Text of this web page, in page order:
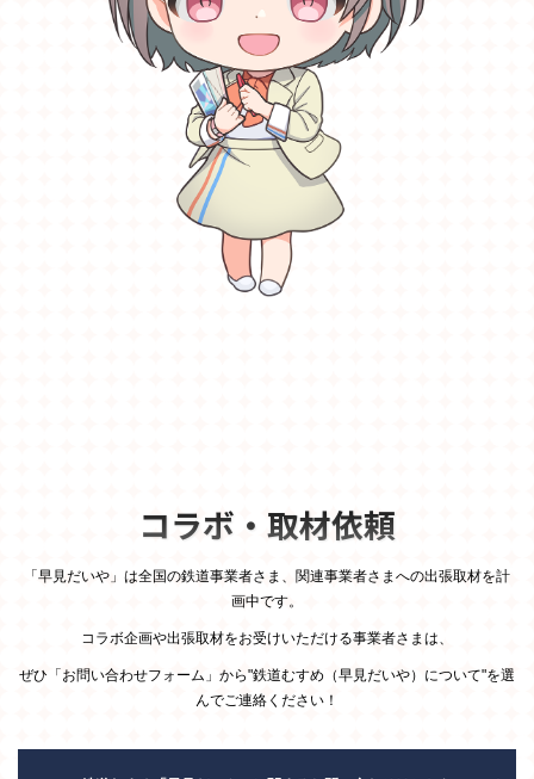
コラボ・取材依頼
「早見だいや」は全国の鉄道事業者さま、関連事業者さまへの出張取材を計
画中です。
コラボ企画や出張取材をお受けいただける事業者さまは、
ぜひ「お問い合わせフォーム」から"鉄道むすめ（早見だいや）について"を選
んでご連絡ください！